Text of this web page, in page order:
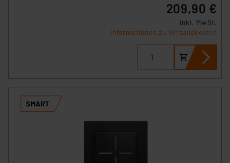
209,90 €
inkl. MwSt.
Informationen zu Versandkosten